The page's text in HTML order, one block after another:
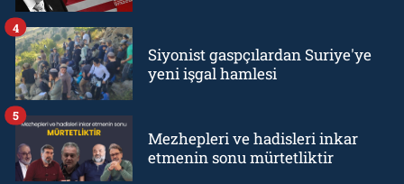
Siyonist gaspçılardan Suriye'ye
yeni işgal hamlesi
4
Mezhepleri ve hadisleri inkar
etmenin sonu mürtetliktir
5